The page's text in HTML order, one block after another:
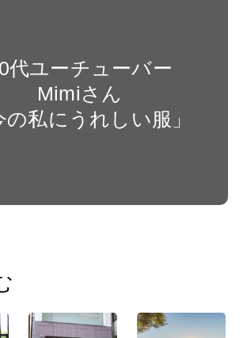
代ユーチューバー
Mimiさん
の私にうれしい服」